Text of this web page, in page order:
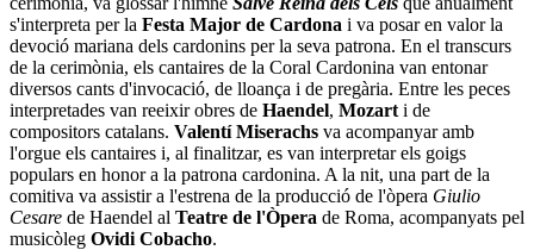
s'interpreta per la Festa Major de Cardona i va posar en valor la
devoció mariana dels cardonins per la seva patrona. En el transcurs
de la cerimònia, els cantaires de la Coral Cardonina van entonar
diversos cants d'invocació, de lloança i de pregària. Entre les peces
interpretades van reeixir obres de Haendel, Mozart i de
compositors catalans. Valentí Miserachs va acompanyar amb
l'orgue els cantaires i, al finalitzar, es van interpretar els goigs
populars en honor a la patrona cardonina. A la nit, una part de la
comitiva va assistir a l'estrena de la producció de l'òpera Giulio
Cesare de Haendel al Teatre de l'Òpera de Roma, acompanyats pel
musicòleg Ovidi Cobacho.